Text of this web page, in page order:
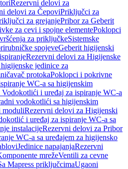
Rezervni delovi za
delovi za ČepoviPriključci za
za grejanjePribor za Geberit
za cevi i spojne elementePoklopci
za priključkeSistemske
spojeveGeberit higijenski
Rezervni delovi za Higijenske
jedinice za
protokaPoklopci i pokrivne
WC-a sa higijenskim
i uređaj za ispiranje WC-a
vodokotlići sa higijenskim
moduliRezervni delovi za Higijenski
i uređaj za ispiranje WC-a sa
instalacijeRezervni delovi za Pribor
WC-a sa uređajem za higijensko
Jedinice napajanjaRezervni
mrežeVentili za cevne
Mapress priključcimaUgaoni